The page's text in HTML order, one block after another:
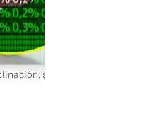
sombras y materiales de